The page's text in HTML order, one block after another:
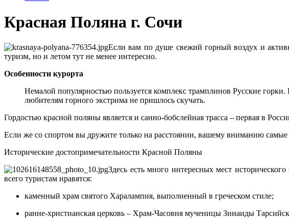
Красная Поляна г. Сочи
Если вам по душе свежий горный воздух и
туризм, но и летом тут не менее интересно.
Особенности курорта
Немалой популярностью пользуется комплекс трамплинов Русские
любителям горного экстрима не пришлось скучать.
Гордостью красной поляны является и санно-бобслейная трасса – первая в
Если же со спортом вы дружите только на расстоянии, вашему вниманию
Исторические достопримечательности Красной Поляны
Здесь есть много интересных мест
всего туристам нравятся:
каменный храм святого Харалампия, выполненный в греческом стиле;
ранне-христианская церковь – Храм-Часовня мученицы Зинаиды